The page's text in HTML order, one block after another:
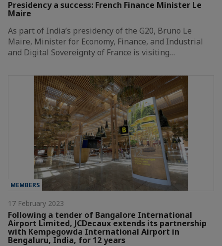
Presidency a success: French Finance Minister Le
Maire
As part of India’s presidency of the G20, Bruno Le
Maire, Minister for Economy, Finance, and Industrial
and Digital Sovereignty of France is visiting…
MEMBERS
17 February 2023
Following a tender of Bangalore International
Airport Limited, JCDecaux extends its partnership
with Kempegowda International Airport in
Bengaluru, India, for 12 years